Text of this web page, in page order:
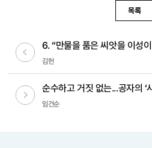
목록
이전글6. “만물을 품은 씨앗을 이성
김헌
다음글
순수하고 거짓 없는...공자의
임건순